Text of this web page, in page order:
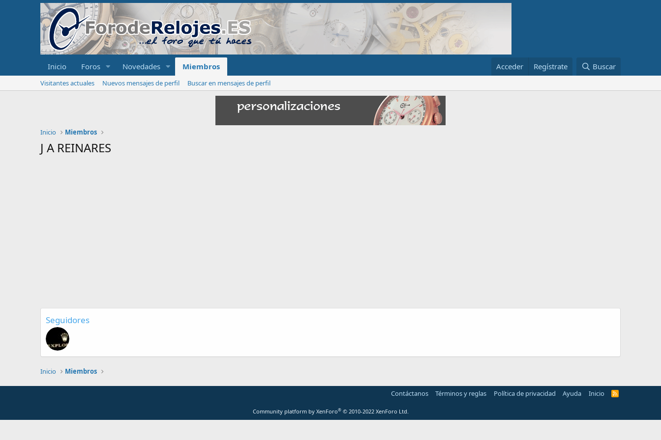
Inicio Foros Novedades Miembros Acceder Regístrate Buscar
Visitantes actuales Nuevos mensajes de perfil Buscar en mensajes de perfil
Inicio Miembros
J A REINARES
Seguidores
Inicio Miembros
Contáctanos Términos y reglas Política de privacidad Ayuda Inicio
R
Community platform by XenForo® © 2010-2022 XenForo Ltd.